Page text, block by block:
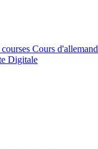
Cours d'allemand
Digitale